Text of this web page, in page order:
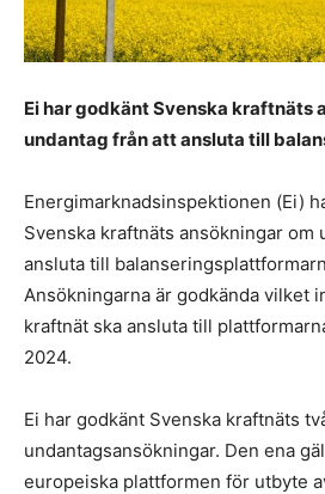
Ei har godkänt Svenska kraftnäts
undantag från att ansluta till
Energimarknadsinspektionen (Ei)
Svenska kraftnäts ansökningar om
ansluta till
Ansökningarna är godkända vilket
kraftnät ska ansluta till
2024.
Ei har godkänt Svenska kraftnäts
undantagsansökningar. Den ena
europeiska plattformen för utbyte